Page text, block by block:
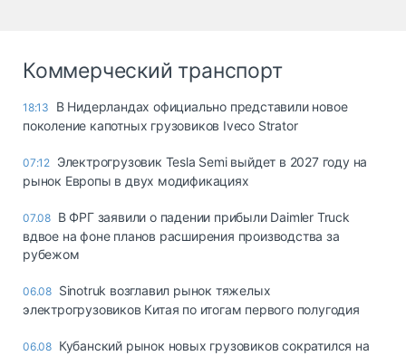
Коммерческий транспорт
18:13
В Нидерландах официально представили новое
поколение капотных грузовиков Iveco Strator
07:12 Электрогрузовик Tesla Semi выйдет в 2027 году на
рынок Европы в двух модификациях
07.08 В ФРГ заявили о падении прибыли Daimler Truck
вдвое на фоне планов расширения производства за
рубежом
06.08 Sinotruk возглавил рынок тяжелых
электрогрузовиков Китая по итогам первого полугодия
06.08 Кубанский рынок новых грузовиков сократился на